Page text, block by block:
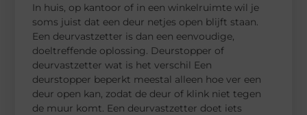
In huis, op kantoor of in een winkelruimte wil je
soms juist dat een deur netjes open blijft staan.
Een deurvastzetter is dan een eenvoudige,
doeltreffende oplossing. Deurstopper of
deurvastzetter wat is het verschil Een
deurstopper beperkt meestal alleen hoe ver een
deur open kan, zodat de deur of klink niet tegen
de muur komt. Een deurvastzetter doet iets